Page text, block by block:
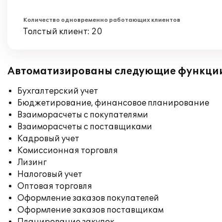
Количество одновременно работающих клиентов
Толстый клиент: 20
Автоматизированы следующие
Бухгалтерский учет
Бюджетирование, финансовое планирование
Взаиморасчеты с покупателями
Взаиморасчеты с поставщиками
Кадровый учет
Комиссионная торговля
Лизинг
Налоговый учет
Оптовая торговля
Оформление заказов покупателей
Оформление заказов поставщикам